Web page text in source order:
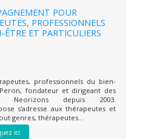
POUR
PROFESSIONNELS
ET PARTICULIERS
professionnels du bien-
fondateur et dirigeant des
Neorizons depuis 2003.
s'adresse aux thérapeutes et
genres, thérapeutes...
ici